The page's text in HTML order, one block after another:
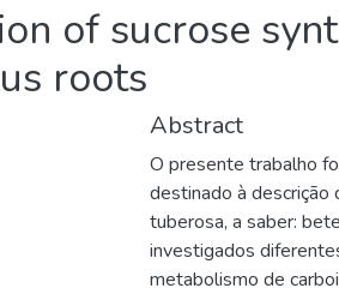
of sucrose
roots
Abstract
O presente trabalho
destinado à
tuberosa, a saber:
investigados
metabolismo de